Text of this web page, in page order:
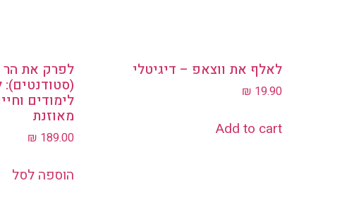
לאלף את ווצאפ – דיגיטלי
₪ 19.90
Add to cart
לפרק את הר
לימודים
מאוזנת
₪ 189.00
הוספה לסל